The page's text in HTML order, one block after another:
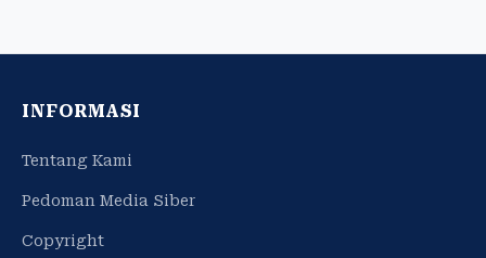
INFORMASI
Tentang Kami
Pedoman Media Siber
Copyright